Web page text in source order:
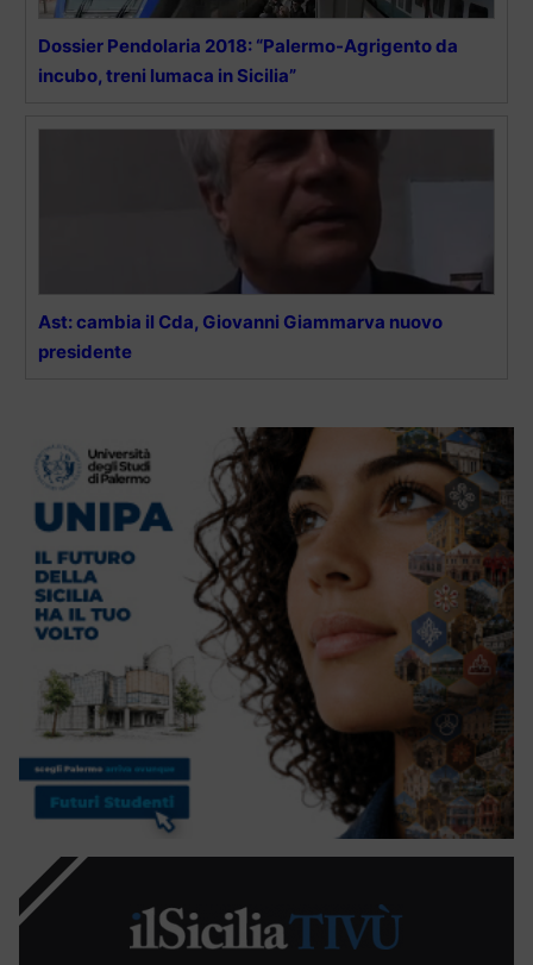
Dossier Pendolaria 2018: “Palermo-Agrigento da
incubo, treni lumaca in Sicilia”
Ast: cambia il Cda, Giovanni Giammarva nuovo
presidente